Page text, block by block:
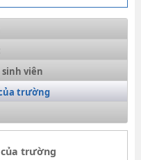
viên
trường
trường